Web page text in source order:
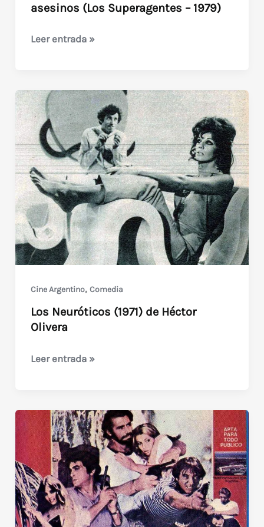
asesinos (Los Superagentes – 1979)
La
los
paraguas
asesinos
(Los
Superagentes
–
1979)
Leer entrada »
Cine Argentino, Comedia
Los Neuróticos (1971) de Héctor
Olivera
Los
de
Héctor
Olivera
Leer entrada »